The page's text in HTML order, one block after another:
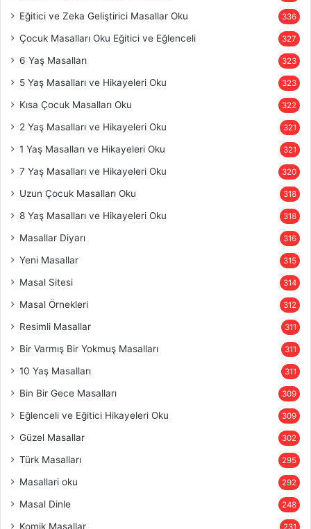
Eğitici ve Zeka Geliştirici Masallar Oku 336
Çocuk Masalları Oku Eğitici ve Eğlenceli 327
6 Yaş Masalları 323
5 Yaş Masalları ve Hikayeleri Oku 323
Kısa Çocuk Masalları Oku 322
2 Yaş Masalları ve Hikayeleri Oku 321
1 Yaş Masalları ve Hikayeleri Oku 321
7 Yaş Masalları ve Hikayeleri Oku 320
Uzun Çocuk Masalları Oku 318
8 Yaş Masalları ve Hikayeleri Oku 318
Masallar Diyarı 316
Yeni Masallar 315
Masal Sitesi 314
Masal Örnekleri 312
Resimli Masallar 311
Bir Varmış Bir Yokmuş Masalları 311
10 Yaş Masalları 311
Bin Bir Gece Masalları 309
Eğlenceli ve Eğitici Hikayeleri Oku 309
Güzel Masallar 302
Türk Masalları 295
Masallari oku 292
Masal Dinle 248
Komik Masallar 231